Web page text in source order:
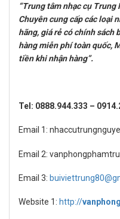
“Trung tâm nhạc cụ
Chuyên cung cấp các loại
hãng, giá rẻ có chính sách
hàng miễn phí toàn quốc,
tiền khi nhận hàng”.
Tel: 0888.944.333 –
Email 1:
Email 2:
Email 3:
Website 1: http://